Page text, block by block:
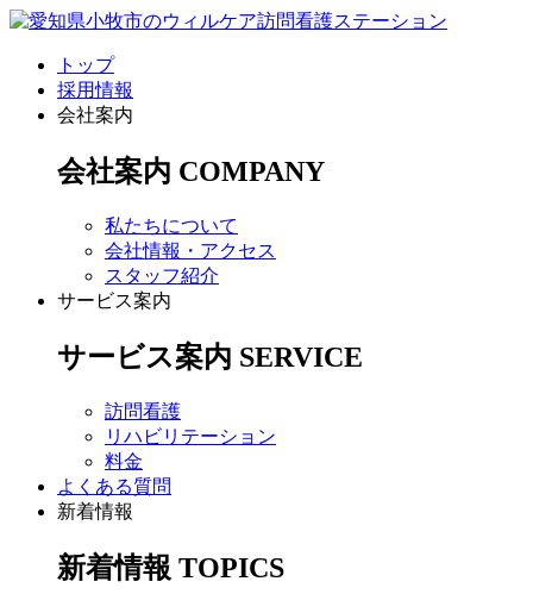
トップ
採用情報
会社案内
会社案内 COMPANY
私たちについて
会社情報・アクセス
スタッフ紹介
サービス案内
サービス案内 SERVICE
訪問看護
リハビリテーション
料金
よくある質問
新着情報
新着情報 TOPICS